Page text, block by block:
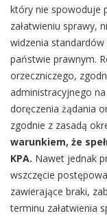
który nie spowoduje
załatwieniu sprawy,
widzenia
państwie prawnym.
orzeczniczego,
administracyjnego
doręczenia żądania
zgodnie z zasadą
warunkiem, że
KPA. Nawet jednak
wszczęcie
zawierające braki,
terminu załatwienia